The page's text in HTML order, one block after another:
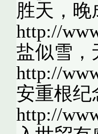
胜天，晚
http://
盐似雪，
http://
安重根纪
http://